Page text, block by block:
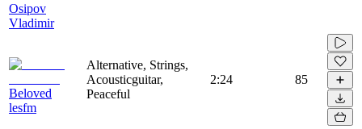
Osipov
Vladimir
Beloved
lesfm
Alternative, Strings,
Acousticguitar,
Peaceful
2:24 85